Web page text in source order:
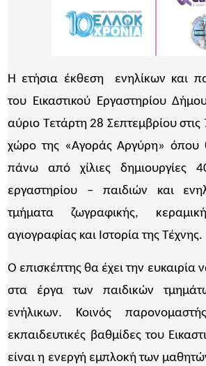
Η ετήσια έκθεση ενηλίκων και
του Εικαστικού Εργαστηρίου
αύριο Τετάρτη 28 Σεπτεμβρίου
χώρο της «Αγοράς Αργύρη» όπου
πάνω από χίλιες δημιουργίες
εργαστηρίου – παιδιών και
τμήματα ζωγραφικής,
αγιογραφίας και Ιστορία της Τέχνης.
O επισκέπτης θα έχει την ευκαιρία
στα έργα των παιδικών
ενήλικων. Κοινός
εκπαιδευτικές βαθμίδες του
είναι η ενεργή εμπλοκή των